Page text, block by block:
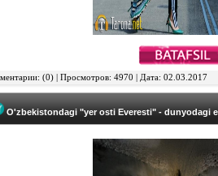
(0) | Просмотров: 4970 | Дата: 02.03.2017
O'zbekistondagi "yer osti Everesti" - dunyodagi